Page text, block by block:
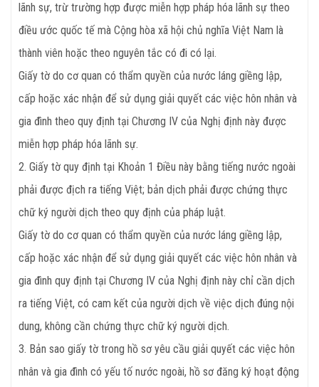
lãnh sự, trừ trường hợp được miễn hợp pháp hóa lãnh sự theo
điều ước quốc tế mà Cộng hòa xã hội chủ nghĩa Việt Nam là
thành viên hoặc theo nguyên tắc có đi có lại.
Giấy tờ do cơ quan có thẩm quyền của nước láng giềng lập,
cấp hoặc xác nhận để sử dụng giải quyết các việc hôn nhân và
gia đình theo quy định tại Chương IV của Nghị định này được
miễn hợp pháp hóa lãnh sự.
2. Giấy tờ quy định tại Khoản 1 Điều này bằng tiếng nước ngoài
phải được địch ra tiếng Việt; bản dịch phải được chứng thực
chữ ký người dịch theo quy định của pháp luật.
Giấy tờ do cơ quan có thẩm quyền của nước láng giềng lập,
cấp hoặc xác nhận để sử dụng giải quyết các việc hôn nhân và
gia đình quy định tại Chương IV của Nghị định này chỉ cần dịch
ra tiếng Việt, có cam kết của người dịch về việc dịch đúng nội
dung, không cần chứng thực chữ ký người dịch.
3. Bản sao giấy tờ trong hồ sơ yêu cầu giải quyết các việc hôn
nhân và gia đình có yếu tố nước ngoài, hồ sơ đăng ký hoạt động